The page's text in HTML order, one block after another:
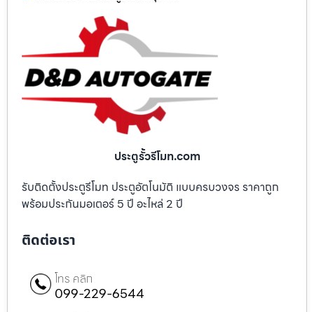
ประตูรั้วรีโมท.com
รับติดตั้งประตูรีโมท ประตูอัตโนมัติ แบบครบวงจร ราคาถูก
พร้อมประกันมอเตอร์ 5 ปี อะไหล่ 2 ปี
ติดต่อเรา
โทร คลิก
099-229-6544